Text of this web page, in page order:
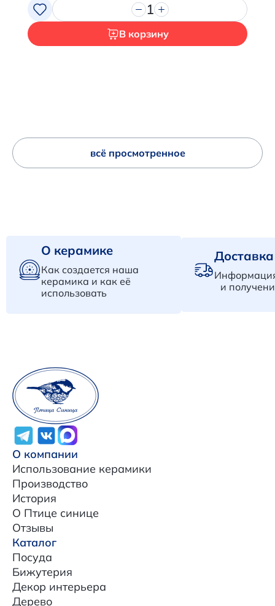
1
В корзину
всё просмотренное
О керамике
Как создается наша
керамика и как её
использовать
и
О компании
Использование керамики
Производство
История
О Птице синице
Отзывы
Каталог
Посуда
Бижутерия
Декор интерьера
Дерево